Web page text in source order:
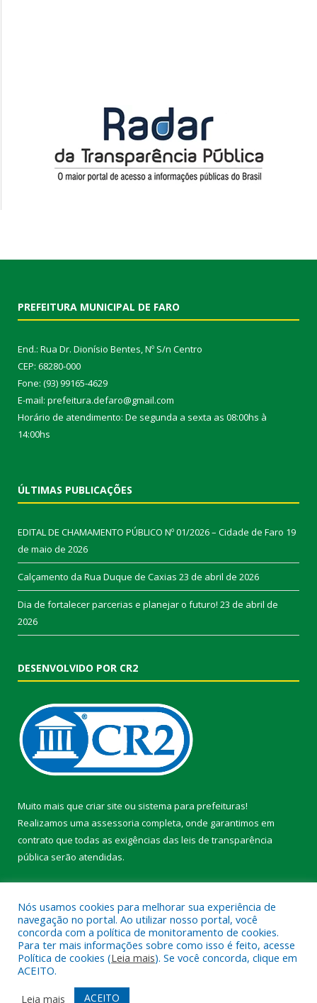
PREFEITURA MUNICIPAL DE FARO
End.: Rua Dr. Dionísio Bentes, Nº S/n Centro
CEP: 68280-000
Fone: (93) 99165-4629
E-mail: prefeitura.defaro@gmail.com
Horário de atendimento: De segunda a sexta as 08:00hs à
14:00hs
ÚLTIMAS PUBLICAÇÕES
EDITAL DE CHAMAMENTO PÚBLICO Nº 01/2026 – Cidade de Faro 19
de maio de 2026
Calçamento da Rua Duque de Caxias 23 de abril de 2026
Dia de fortalecer parcerias e planejar o futuro! 23 de abril de
2026
DESENVOLVIDO POR CR2
Muito mais que criar site ou sistema para prefeituras!
Realizamos uma assessoria completa, onde garantimos em
contrato que todas as exigências das leis de transparência
pública serão atendidas.
Todos os direitos reservados a Prefeitura Municipal de Faro.
Mapa do Site Acessar Área Administrativa
Nós usamos cookies para melhorar sua experiência de
navegação no portal. Ao utilizar nosso portal, você
concorda com a política de monitoramento de cookies.
Para ter mais informações sobre como isso é feito, acesse
Política de cookies (Leia mais). Se você concorda, clique em
ACEITO.
Leia mais
ACEITO